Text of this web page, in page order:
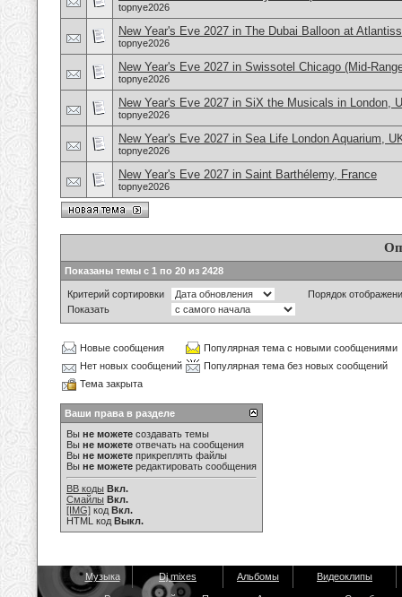
topnye2026
New Year's Eve 2027 in The Dubai Balloon at
topnye2026
New Year's Eve 2027 in Swissotel Chicago (Mid-
topnye2026
New Year's Eve 2027 in SiX the Musicals in London,
topnye2026
New Year's Eve 2027 in Sea Life London Aquarium,
topnye2026
New Year's Eve 2027 in Saint Barthélemy, France
topnye2026
Показаны темы с 1 по 20 из 2428
Критерий сортировки
Порядок
Показать
Новые сообщения
Популярная тема с новыми сообщениями
Нет новых сообщений
Популярная тема без новых сообщений
Тема закрыта
Ваши права в разделе
Вы не можете создавать темы
Вы не можете отвечать на сообщения
Вы не можете прикреплять файлы
Вы не можете редактировать сообщения
BB коды Вкл.
Смайлы Вкл.
[IMG] код Вкл.
HTML код Выкл.
Музыка Dj mixes Альбомы Видеоклипы